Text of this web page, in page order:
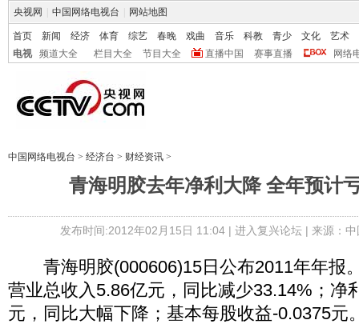
央视网 中国网络电视台 网站地图
首页 新闻 经济 体育 综艺 春晚 戏曲 音乐 科教 青少 文化
艺术
电视
频道大全 栏目大全 节目大全 直播中国 赛事直播 网络
中国网络电视台 > 经济台 > 财经资讯 >
青海明胶去年净利大降 全年预计
发布时间:2012年02月15日 11:04 | 进入复兴论坛| 来源：
青海明胶(000606)15日公布2011年年报
营业总收入5.86亿元，同比减少33.14%；净
元，同比大幅下降；基本每股收益-0.0375元